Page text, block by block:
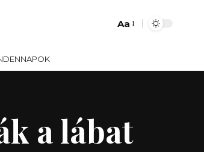
Font
Aa
a lábat